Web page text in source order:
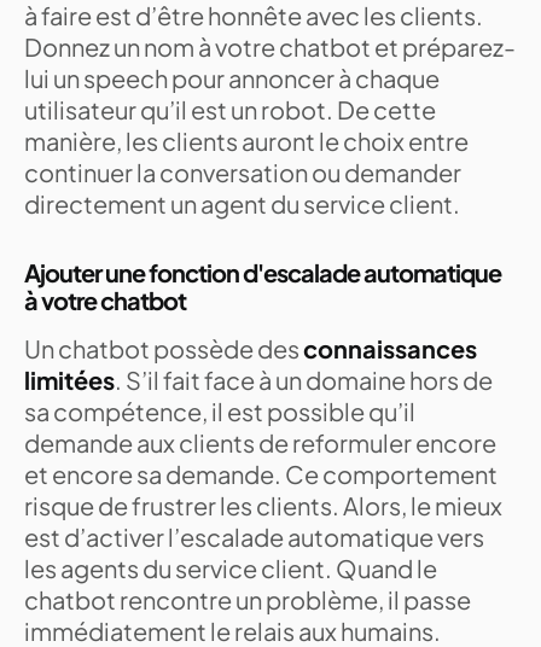
à faire est d’être honnête avec les clients.
Donnez un nom à votre chatbot et préparez-
lui un speech pour annoncer à chaque
utilisateur qu’il est un robot. De cette
manière, les clients auront le choix entre
continuer la conversation ou demander
directement un agent du service client.
Ajouter une fonction d'escalade automatique
à votre chatbot
Un chatbot possède desconnaissances
limitées. S’il fait face à un domaine hors de
sa compétence, il est possible qu’il
demande aux clients de reformuler encore
et encore sa demande. Ce comportement
risque de frustrer les clients. Alors, le mieux
est d’activer l’escalade automatique vers
les agents du service client. Quand le
chatbot rencontre un problème, il passe
immédiatement le relais aux humains.